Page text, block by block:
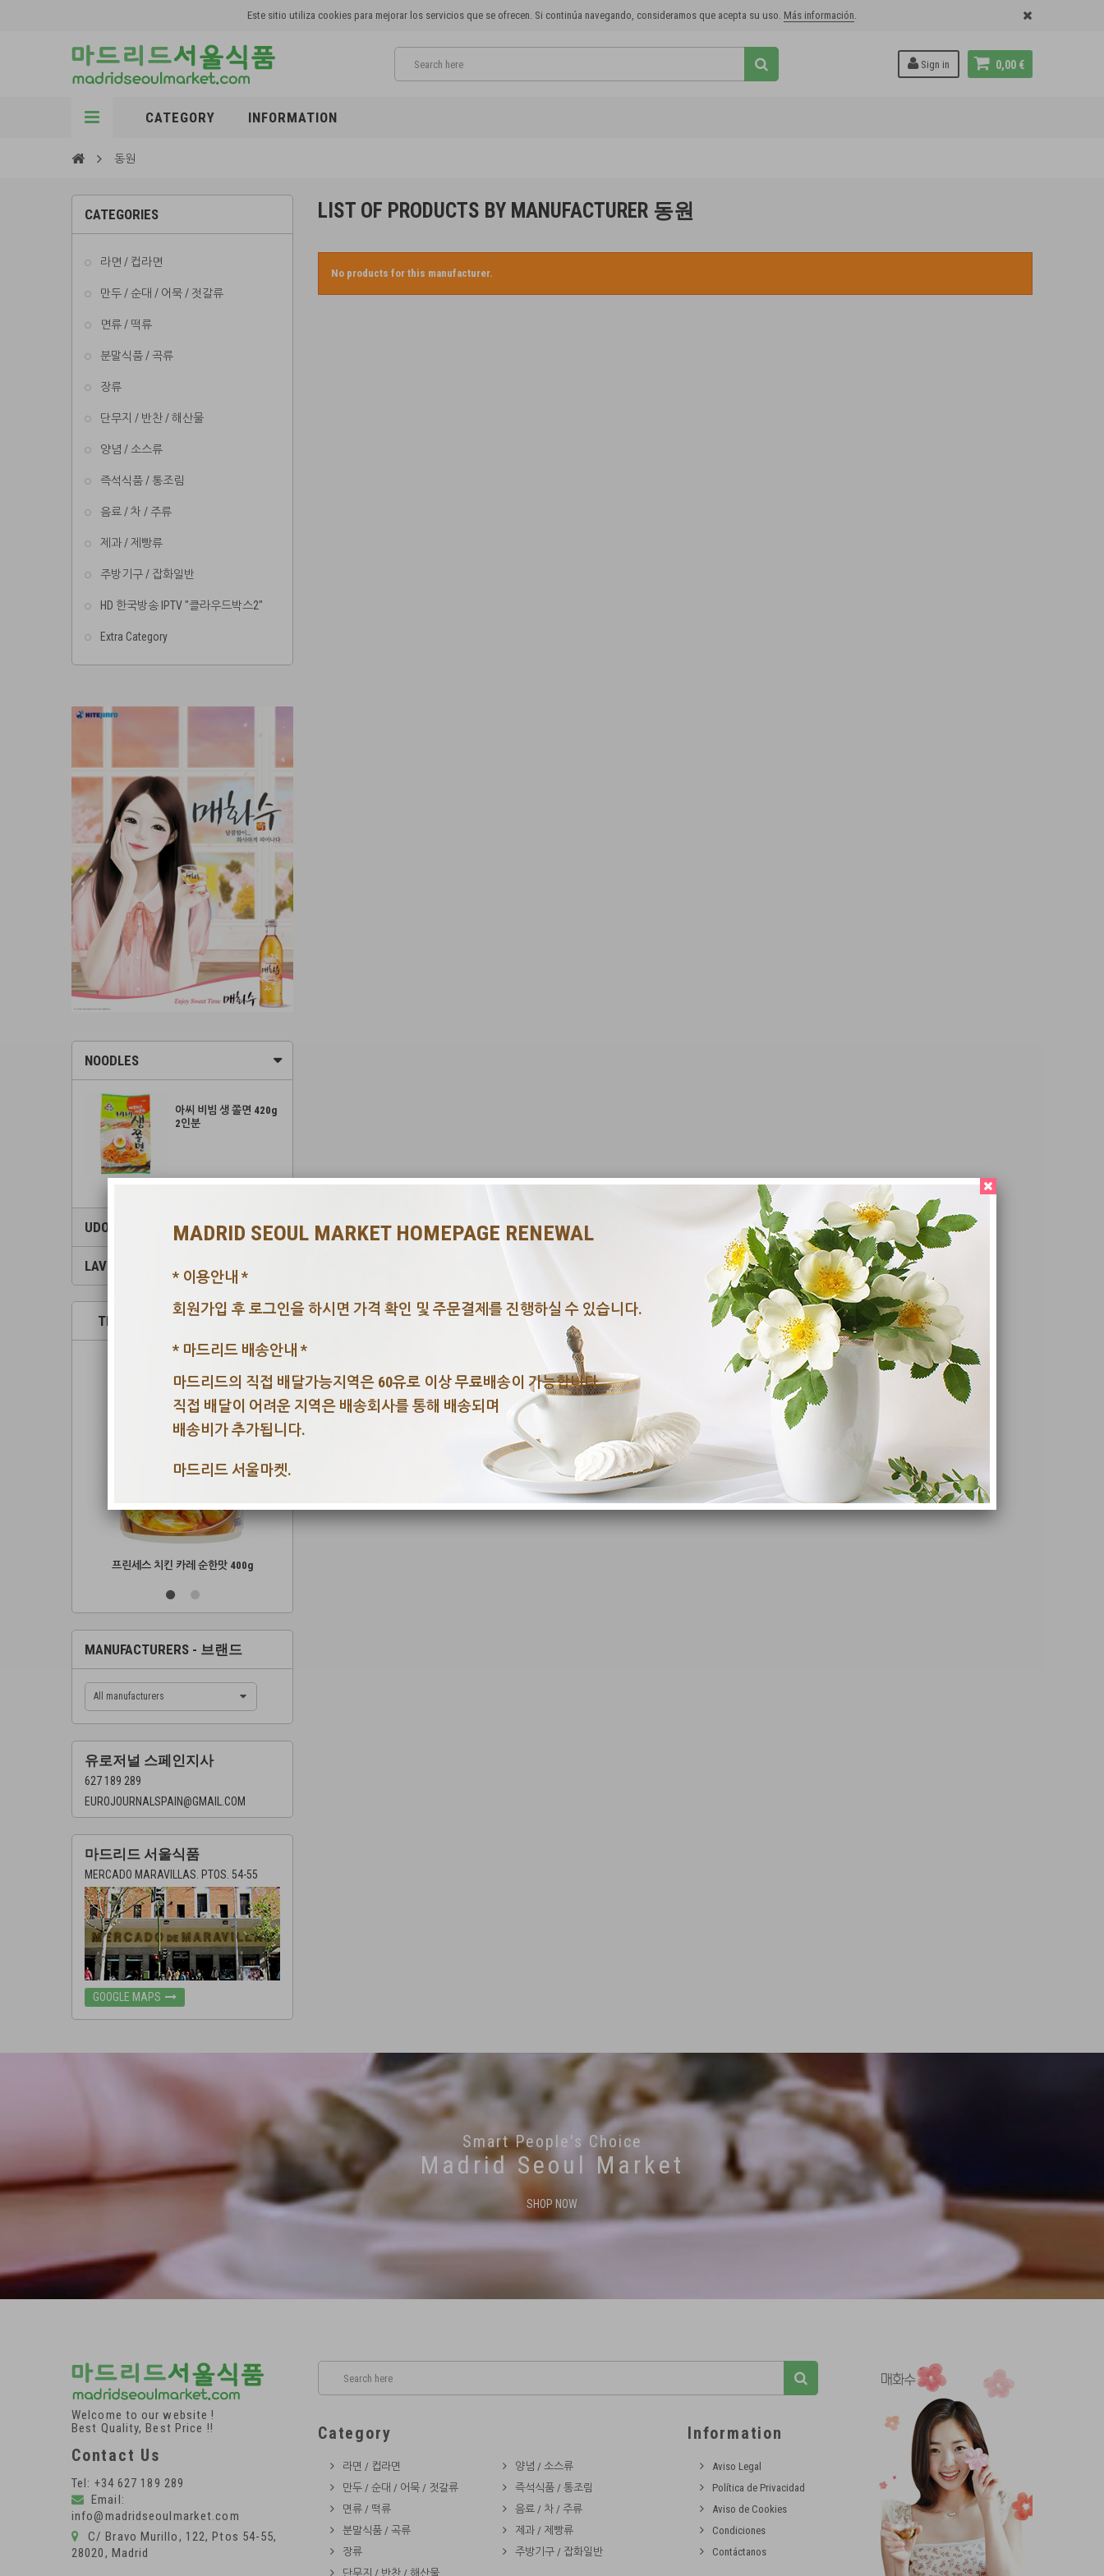
Este sitio utiliza cookies para mejorar los servicios que se ofrecen. Si continúa navegando, consideramos que acepta su uso. Más información.
0,00 €
Sign in
CATEGORY INFORMATION
동원
CATEGORIES
라면 / 컵라면
만두 / 순대 / 어묵 / 젓갈류
면류 / 떡류
분말식품 / 곡류
장류
단무지 / 반찬 / 해산물
양념 / 소스류
즉석식품 / 통조림
음료 / 차 / 주류
제과 / 제빵류
주방기구 / 잡화일반
HD 한국방송 IPTV "클라우드박스2"
Extra Category
NOODLES
아씨 비빔 생 쫄면 420g
2인분
UDON
LAVER
TRENDING NEW
프린세스 치킨 카레 순한맛 400g
MANUFACTURERS - 브랜드
All manufacturers
유로저널 스페인지사
627 189 289
EUROJOURNALSPAIN@GMAIL.COM
마드리드 서울식품
MERCADO MARAVILLAS. PTOS. 54-55
GOOGLE MAPS
LIST OF PRODUCTS BY MANUFACTURER 동원
No products for this manufacturer.
Smart People's Choice
Madrid Seoul Market
SHOP NOW
Welcome to our website !
Best Quality, Best Price !!
Contact Us
Tel: +34 627 189 289
Email:
info@madridseoulmarket.com
C/ Bravo Murillo, 122, Ptos 54-55,
28020, Madrid
Category
라면 / 컵라면
만두 / 순대 / 어묵 / 젓갈류
면류 / 떡류
분말식품 / 곡류
장류
단무지 / 반찬 / 해산물
양념 / 소스류
즉석식품 / 통조림
음료 / 차 / 주류
제과 / 제빵류
주방기구 / 잡화일반
Information
Aviso Legal
Política de Privacidad
Aviso de Cookies
Condiciones
Contáctanos
MADRID SEOUL MARKET HOMEPAGE RENEWAL
* 이용안내 *
회원가입 후 로그인을 하시면 가격 확인 및 주문결제를 진행하실 수 있습니다.
* 마드리드 배송안내 *
마드리드의 직접 배달가능지역은 60유로 이상 무료배송이 가능합니다.
직접 배달이 어려운 지역은 배송회사를 통해 배송되며
배송비가 추가됩니다.
마드리드 서울마켓.